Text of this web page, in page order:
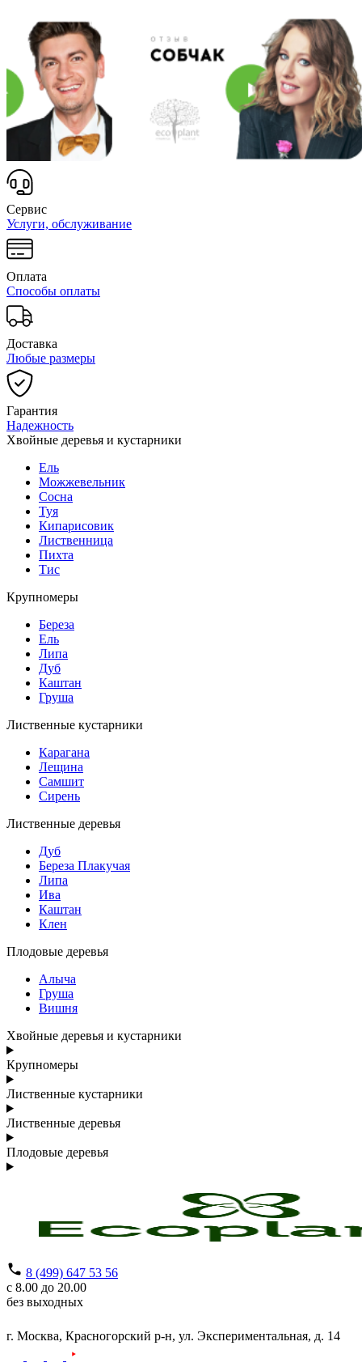
Сервис
Услуги, обслуживание
Оплата
Способы оплаты
Доставка
Любые размеры
Гарантия
Надежность
Хвойные деревья и кустарники
Ель
Можжевельник
Сосна
Туя
Кипарисовик
Лиственница
Пихта
Тис
Крупномеры
Береза
Ель
Липа
Дуб
Каштан
Груша
Лиственные кустарники
Карагана
Лещина
Самшит
Сирень
Лиственные деревья
Дуб
Береза Плакучая
Липа
Ива
Каштан
Клен
Плодовые деревья
Алыча
Груша
Вишня
Хвойные деревья и кустарники
Крупномеры
Лиственные кустарники
Лиственные деревья
Плодовые деревья
8 (499) 647 53 56
с 8.00 до 20.00
без выходных
г. Москва, Красногорский р-н, ул. Экспериментальная, д. 14